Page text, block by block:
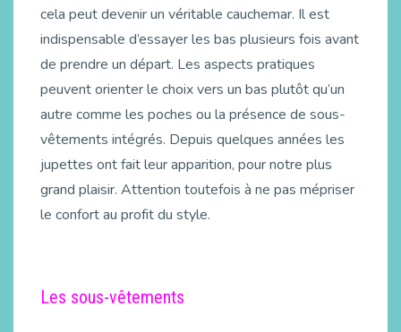
cela peut devenir un véritable cauchemar. Il est
indispensable d’essayer les bas plusieurs fois avant
de prendre un départ. Les aspects pratiques
peuvent orienter le choix vers un bas plutôt qu’un
autre comme les poches ou la présence de sous-
vêtements intégrés. Depuis quelques années les
jupettes ont fait leur apparition, pour notre plus
grand plaisir. Attention toutefois à ne pas mépriser
le confort au profit du style.
Les sous-vêtements